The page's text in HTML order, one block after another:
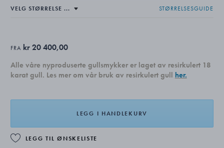
STØRRELSESGUIDE
FRA kr 20 400,00
Alle våre nyproduserte gullsmykker er laget av resirkulert 18
karat gull. Les mer om vår bruk av resirkulert gull her.
LEGG I HANDLEKURV
LEGG TIL ØNSKELISTE